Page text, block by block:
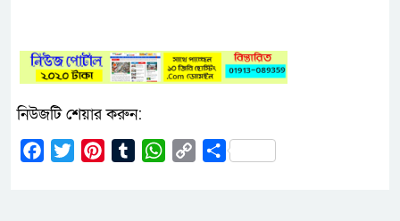
নিউজটি শেয়ার করুন:
Facebook
Twitter PinterestTumblrWhatsApp
CopyShare